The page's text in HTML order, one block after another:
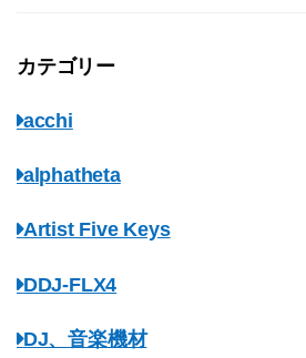
カテゴリー
acchi
alphatheta
Artist Five Keys
DDJ-FLX4
DJ、音楽機材